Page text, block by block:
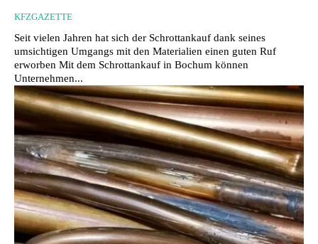
KFZGAZETTE
Seit vielen Jahren hat sich der Schrottankauf dank seines
umsichtigen Umgangs mit den Materialien einen guten Ruf
erworben Mit dem Schrottankauf in Bochum können
Unternehmen...